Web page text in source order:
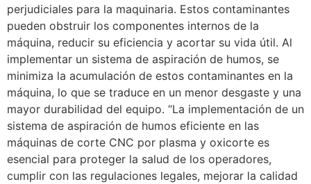
perjudiciales para la maquinaria. Estos contaminantes
pueden obstruir los componentes internos de la
máquina, reducir su eficiencia y acortar su vida útil. Al
implementar un sistema de aspiración de humos, se
minimiza la acumulación de estos contaminantes en la
máquina, lo que se traduce en un menor desgaste y una
mayor durabilidad del equipo. “La implementación de un
sistema de aspiración de humos eficiente en las
máquinas de corte CNC por plasma y oxicorte es
esencial para proteger la salud de los operadores,
cumplir con las regulaciones legales, mejorar la calidad